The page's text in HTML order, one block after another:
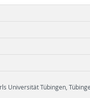
Universität Tübingen,